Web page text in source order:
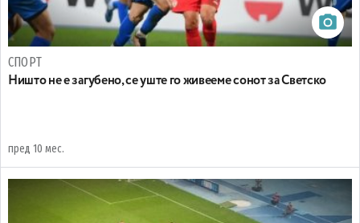
СПОРТ
Ништо не е загубено, се уште го живееме сонот за Светско
пред 10 мес.